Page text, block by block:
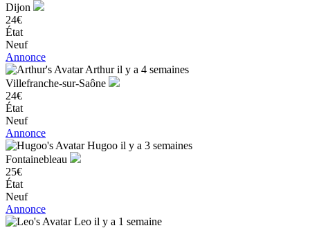
Dijon
24€
État
Neuf
Annonce
Arthuril y a 4 semaines
Villefranche-sur-Saône
24€
État
Neuf
Annonce
Hugoo il y a 3 semaines
Fontainebleau
25€
État
Neuf
Annonce
Leo il y a 1 semaine